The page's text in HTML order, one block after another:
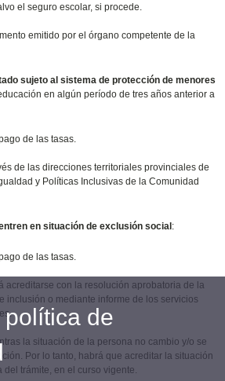
el seguro escolar, si procede.
emitido por el órgano competente de la
sujeto al sistema de protección de menores
en algún período de tres años anterior a
de las tasas.
de las direcciones territoriales provinciales de
y Políticas Inclusivas de la Comunidad
en situación de exclusión social :
de las tasas.
acreditarse con la resolución aprobatoria de la
inclusión o mediante informe de los servicios
la situación de la persona no cambio y/o se
Por lo tanto, habrá que acreditar la situación
del trámite, en el curso vigente.
de